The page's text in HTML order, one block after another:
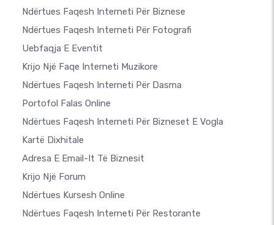
Ndërtues Faqesh Interneti Për Biznese
Ndërtues Faqesh Interneti Për Fotografi
Uebfaqja E Eventit
Krijo Një Faqe Interneti Muzikore
Ndërtues Faqesh Interneti Për Dasma
Portofol Falas Online
Ndërtues Faqesh Interneti Për Bizneset E Vogla
Kartë Dixhitale
Adresa E Email-It Të Biznesit
Krijo Një Forum
Ndërtues Kursesh Online
Ndërtues Faqesh Interneti Për Restorante